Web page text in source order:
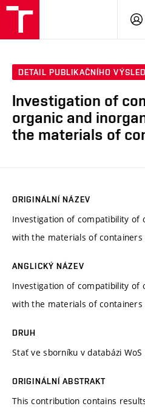
DETAIL PUBLIKAČNÍHO
Investigation of
organic and
the materials of
ORIGINÁLNÍ NÁZEV
Investigation of compatibility of
with the materials of containers
ANGLICKÝ NÁZEV
Investigation of compatibility of
with the materials of containers
DRUH
Stať ve sborníku v databázi WoS
ORIGINÁLNÍ ABSTRAKT
This contribution contains